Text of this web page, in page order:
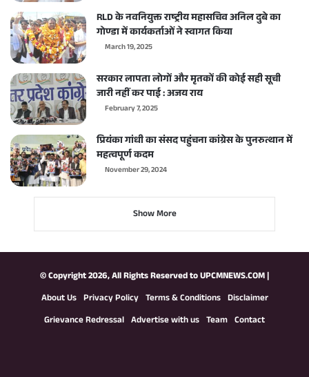
RLD के नवनियुक्त राष्ट्रीय महासचिव अनिल दुबे का
गोण्डा में कार्यकर्ताओं ने स्वागत किया
March 19, 2025
सरकार लापता लोगों और मृतकों की कोई सही सूची
जारी नहीं कर पाई : अजय राय
February 7, 2025
प्रियंका गांधी का संसद पहुंचना कांग्रेस के पुनरुत्थान में
महत्वपूर्ण कदम
November 29, 2024
Show More
© Copyright 2026, All Rights Reserved toUPCMNEWS.COM|
About Us Privacy Policy Terms & Conditions Disclaimer
Grievance Redressal Advertise with us Team Contact